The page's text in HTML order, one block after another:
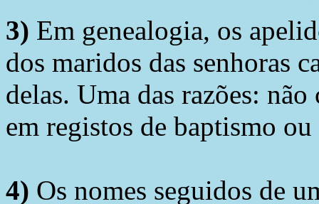
3) Em genealogia, os
dos maridos das senhoras
delas. Uma das razões:
em registos de baptismo
4) Os nomes seguidos de